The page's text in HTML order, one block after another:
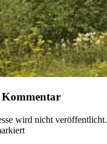
Kommentar
wird nicht veröffentlicht.